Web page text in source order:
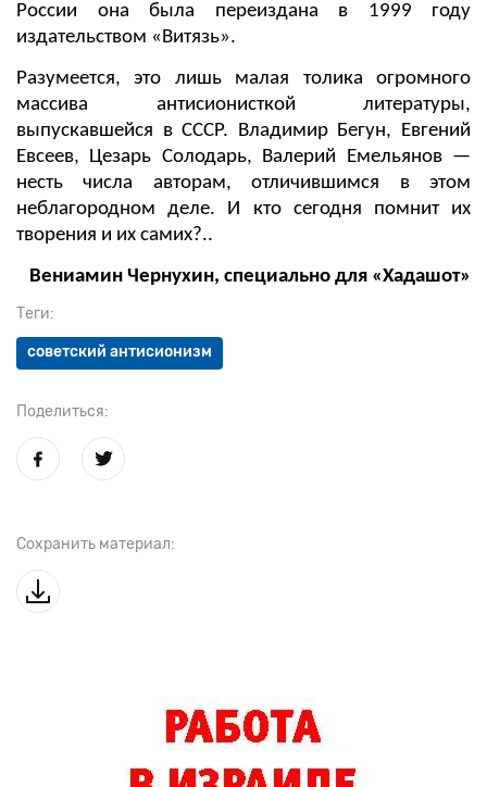
Теги:
советский антисионизм
Поделиться:
Сохранить материал:
России она была переиздана в 1999 году
издательством «Витязь».
Разумеется, это лишь малая толика огромного
массива антисионисткой литературы,
выпускавшейся в СССР. Владимир Бегун, Евгений
Евсеев, Цезарь Солодарь, Валерий Емельянов —
несть числа авторам, отличившимся в этом
неблагородном деле. И кто сегодня помнит их
творения и их самих?..
Вениамин Чернухин, специально для «Хадашот»